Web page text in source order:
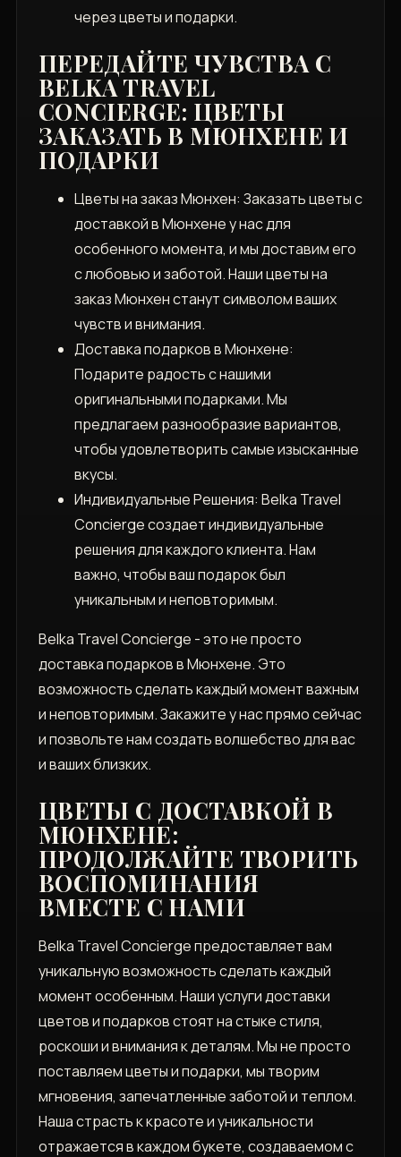
через цветы и подарки.
ПЕРЕДАЙТЕ ЧУВСТВА С
BELKA TRAVEL
CONCIERGE: ЦВЕТЫ
ЗАКАЗАТЬ В МЮНХЕНЕ И
ПОДАРКИ
Цветы на заказ Мюнхен: Заказать цветы с
доставкой в Мюнхене у нас для
особенного момента, и мы доставим его
с любовью и заботой. Наши цветы на
заказ Мюнхен станут символом ваших
чувств и внимания.
Доставка подарков в Мюнхене:
Подарите радость с нашими
оригинальными подарками. Мы
предлагаем разнообразие вариантов,
чтобы удовлетворить самые изысканные
вкусы.
Индивидуальные Решения: Belka Travel
Concierge создает индивидуальные
решения для каждого клиента. Нам
важно, чтобы ваш подарок был
уникальным и неповторимым.
Belka Travel Concierge - это не просто
доставка подарков в Мюнхене. Это
возможность сделать каждый момент важным
и неповторимым. Закажите у нас прямо сейчас
и позвольте нам создать волшебство для вас
и ваших близких.
ЦВЕТЫ С ДОСТАВКОЙ В
МЮНХЕНЕ:
ПРОДОЛЖАЙТЕ ТВОРИТЬ
ВОСПОМИНАНИЯ
ВМЕСТЕ С НАМИ
Belka Travel Concierge предоставляет вам
уникальную возможность сделать каждый
момент особенным. Наши услуги доставки
цветов и подарков стоят на стыке стиля,
роскоши и внимания к деталям. Мы не просто
поставляем цветы и подарки, мы творим
мгновения, запечатленные заботой и теплом.
Наша страсть к красоте и уникальности
отражается в каждом букете, создаваемом с